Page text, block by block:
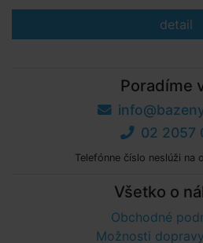
detail
Poradíme
02 2057
Telefónne číslo neslúži na
Všetko o
Obchodné
Možnosti